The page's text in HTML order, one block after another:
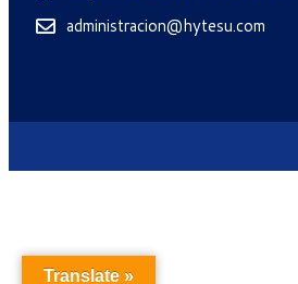
administracion@hytesu.com
Translate »